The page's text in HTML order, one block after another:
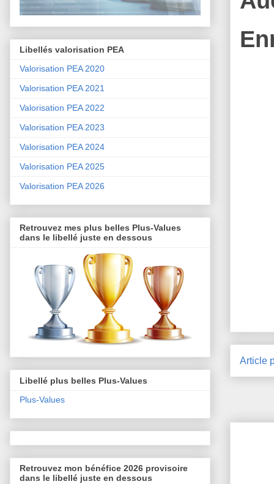
Article
Libellés valorisation PEA
Valorisation PEA 2020
Valorisation PEA 2021
Valorisation PEA 2022
Valorisation PEA 2023
Valorisation PEA 2024
Valorisation PEA 2025
Valorisation PEA 2026
Retrouvez mes plus belles Plus-Values
dans le libellé juste en dessous
Libellé plus belles Plus-Values
Plus-Values
Retrouvez mon bénéfice 2026 provisoire
dans le libellé juste en dessous